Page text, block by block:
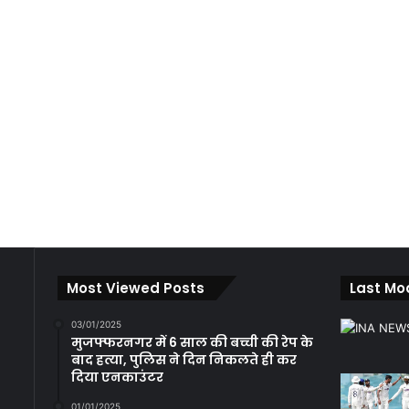
Most Viewed Posts
03/01/2025
मुजफ्फरनगर में 6 साल की बच्ची की रेप के
बाद हत्या, पुलिस ने दिन निकलते ही कर
दिया एनकाउंटर
01/01/2025
Last